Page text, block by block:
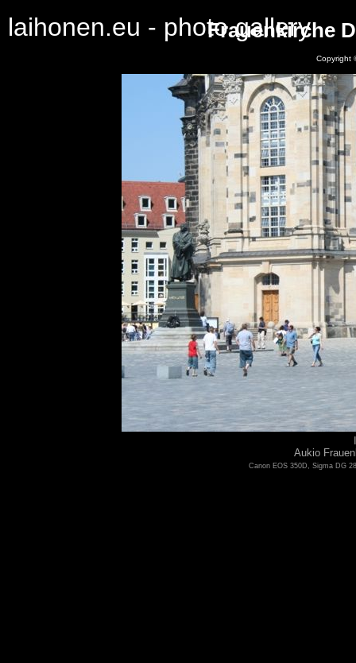
laihonen.eu - photo gallery
Frauenkirche
Copyright
Aukio
Canon EOS 350D, Sigma DG